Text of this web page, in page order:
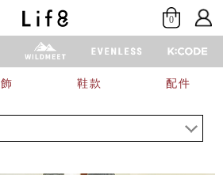
0
鞋款 配件